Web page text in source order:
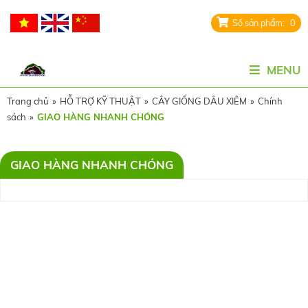
0
MENU
Trang chủ » HỖ TRỢ KỸ THUẬT » CÂY GIỐNG DÂU XIÊM » Chính
sách » GIAO HÀNG NHANH CHÓNG
GIAO HÀNG NHANH CHÓNG